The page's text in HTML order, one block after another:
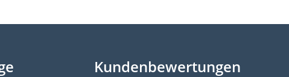
Kundenbewertungen